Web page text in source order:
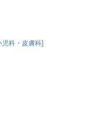
科・皮膚科]